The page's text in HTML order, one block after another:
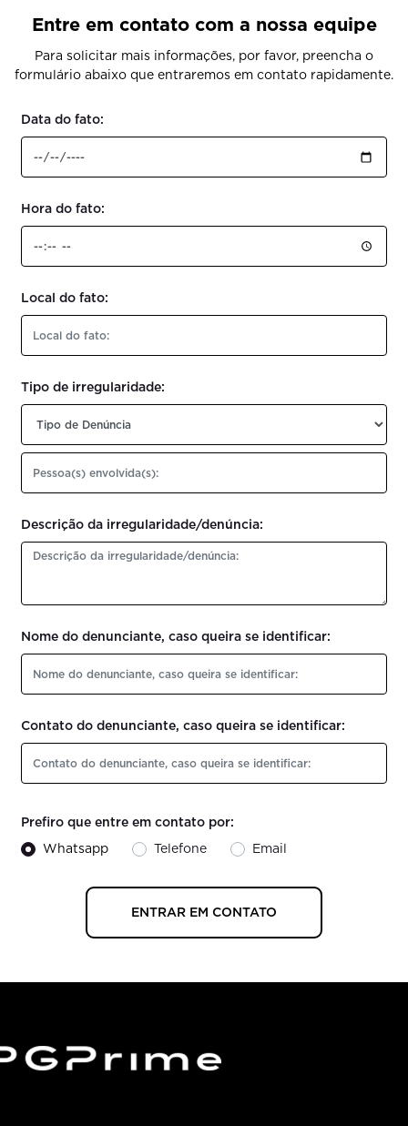
Entre em contato com a nossa equipe
Para solicitar mais informações, por favor, preencha o
formulário abaixo que entraremos em contato rapidamente.
Data do fato:
Hora do fato:
Local do fato:
Tipo de irregularidade:
Descrição da irregularidade/denúncia:
Nome do denunciante, caso queira se identificar:
Contato do denunciante, caso queira se identificar:
Prefiro que entre em contato por:
Whatsapp
Telefone Email
ENTRAR EM CONTATO